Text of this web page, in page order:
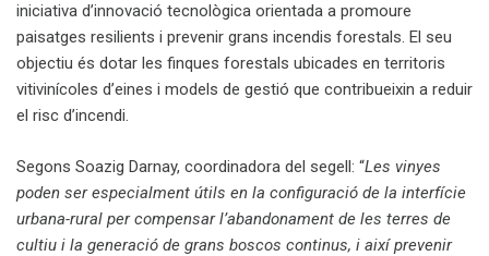
iniciativa d’innovació tecnològica orientada a promoure
paisatges resilients i prevenir grans incendis forestals. El seu
objectiu és dotar les finques forestals ubicades en territoris
vitivinícoles d’eines i models de gestió que contribueixin a reduir
el risc d’incendi.
Segons Soazig Darnay, coordinadora del segell: “Les vinyes
poden ser especialment útils en la configuració de la interfície
urbana-rural per compensar l’abandonament de les terres de
cultiu i la generació de grans boscos continus, i així prevenir